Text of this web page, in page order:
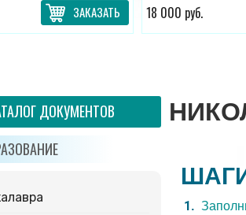
ЗАКАЗАТЬ 18 000 руб.
ДОКУМЕНТОВ